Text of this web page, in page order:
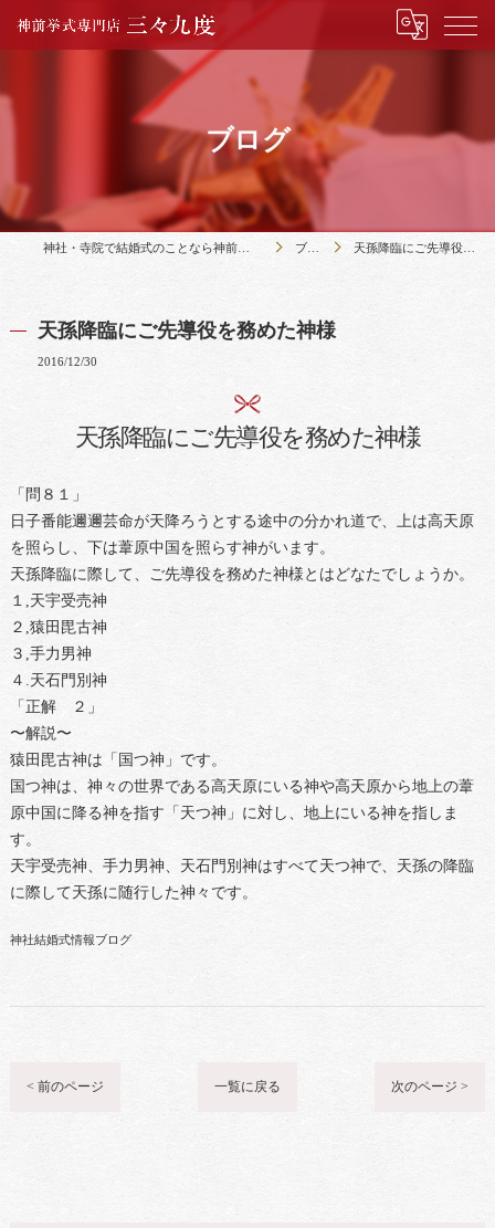
ブログ
神社・寺院で結婚式のことなら神前挙式専門店三々九度 ブログ 天孫降臨にご先導役を務めた神様
天孫降臨にご先導役を務めた神様
2016/12/30
天孫降臨にご先導役を務めた神様
「問８１」
日子番能邇邇芸命が天降ろうとする途中の分かれ道で、上は高天原
を照らし、下は葦原中国を照らす神がいます。
天孫降臨に際して、ご先導役を務めた神様とはどなたでしょうか。
１,天宇受売神
２,猿田毘古神
３,手力男神
４.天石門別神
「正解 ２」
〜解説〜
猿田毘古神は「国つ神」です。
国つ神は、神々の世界である高天原にいる神や高天原から地上の葦
原中国に降る神を指す「天つ神」に対し、地上にいる神を指しま
す。
天宇受売神、手力男神、天石門別神はすべて天つ神で、天孫の降臨
に際して天孫に随行した神々です。
神社結婚式情報ブログ
< 前のページ 一覧に戻る 次のページ >